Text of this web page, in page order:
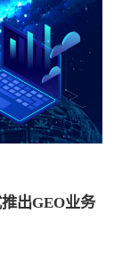
出GEO业务